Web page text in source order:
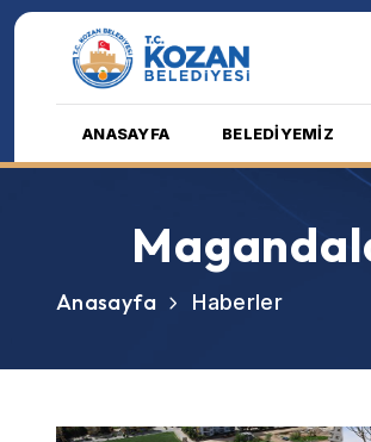
ANASAYFA BELEDİYEMİZ
Anasayfa Haberler